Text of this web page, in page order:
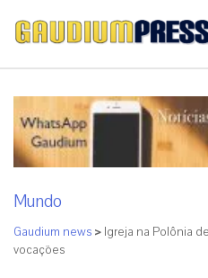
Mundo
Gaudium news > Igreja na Polônia
vocações